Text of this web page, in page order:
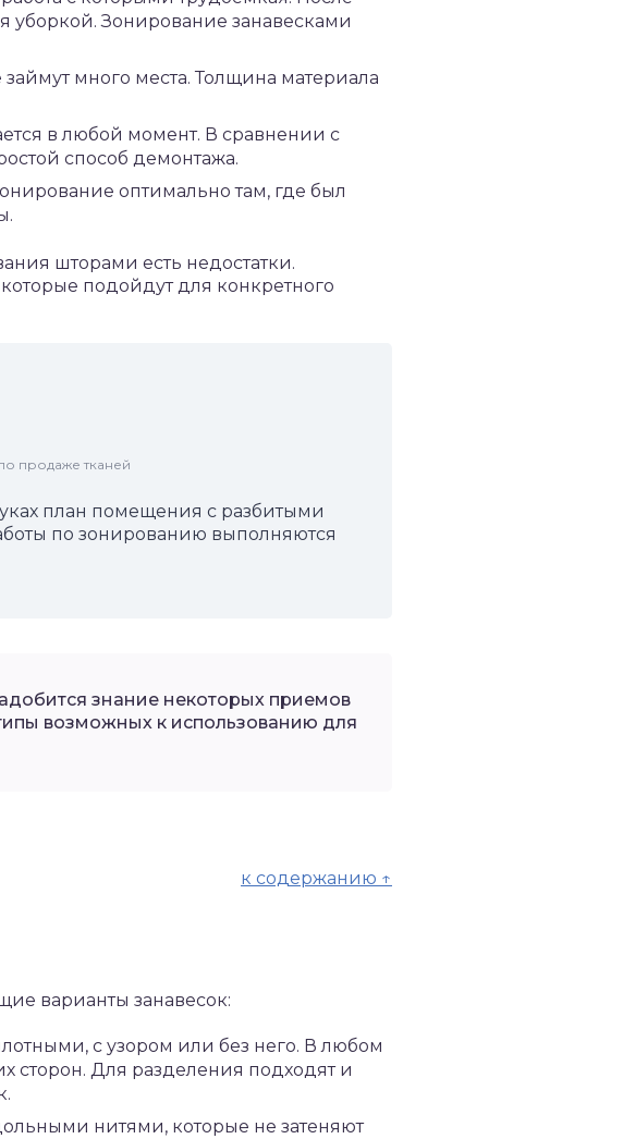
уборкой. Зонирование занавесками
много места. Толщина материала
в любой момент. В сравнении с
способ демонтажа.
оптимально там, где был
шторами есть недостатки.
подойдут для конкретного
продаже тканей
план помещения с разбитыми
по зонированию выполняются
знание некоторых приемов
возможных к использованию для
к содержанию ↑
варианты занавесок:
с узором или без него. В любом
сторон. Для разделения подходят и
нитями, которые не затеняют